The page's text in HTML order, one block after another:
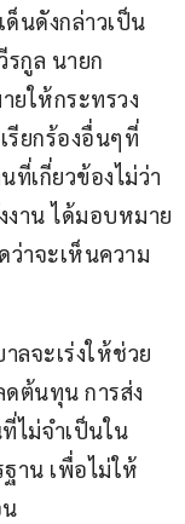
นดังกล่าวเป็น
กูล นายก
ให้กระทรวง
รียกร้องอื่นๆที่
ที่เกี่ยวข้องไม่ว่า
งาน ได้มอบหมาย
ว่าจะเห็นความ
ลจะเร่งให้ช่วย
ดต้นทุน การส่ง
ไม่จำเป็นใน
าน เพื่อไม่ให้